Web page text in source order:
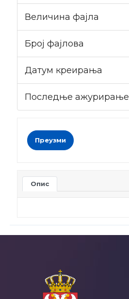
Величина фајла
Број фајлова
Датум креирања
Последње ажурирање
Преузми
Опис